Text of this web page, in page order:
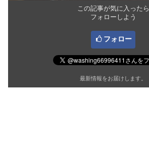
この記事が気に入ったら
フォローしよう
フォロー
最新情報をお届けします。